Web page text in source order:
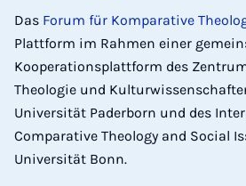
Das Forum für Komparative
Plattform im Rahmen einer
Kooperationsplattform des
Theologie und
Universität Paderborn und des
Comparative Theology and Social
Universität Bonn.